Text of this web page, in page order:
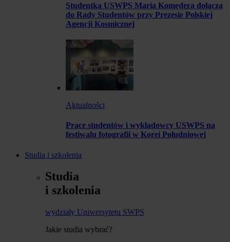
Studentka USWPS Maria Komędera dołącza
do Rady Studentów przy Prezesie Polskiej
Agencji Kosmicznej
Aktualności
Prace studentów i wykładowcy USWPS na
festiwalu fotografii w Korei Południowej
Studia i szkolenia
Studia
i szkolenia
wydziały Uniwersytetu SWPS
Jakie studia wybrać?